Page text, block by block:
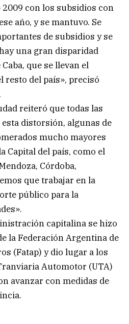
con los subsidios con
año, y se mantuvo. Se
de subsidios y se
una gran disparidad
que se llevan el
resto del país», precisó
reiteró que todas las
distorsión, algunas de
mucho mayores
Capital del país, como el
Córdoba,
que trabajar en la
público para la
capitalina se hizo
la Federación Argentina de
(Fatap) y dio lugar a los
Automotor (UTA)
avanzar con medidas de